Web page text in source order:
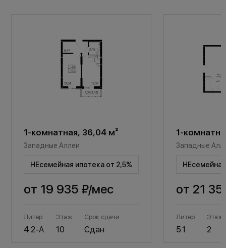
1-комнатная, 36,04 м²
Западные Аллеи
НЕсемейная ипотека от 2,5%
от 19 935 ₽/мес
Литер
4.2-А
Этаж
10
Срок сдачи
Сдан
1-
Западные
от 21
Литер
5.1
Этаж
2